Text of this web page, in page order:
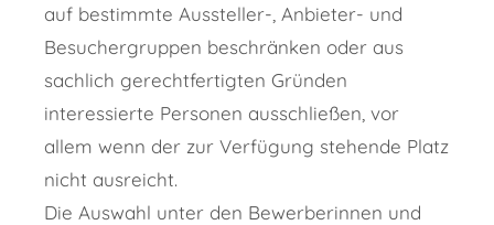
auf bestimmte Aussteller-, Anbieter- und
Besuchergruppen beschränken oder aus
sachlich gerechtfertigten Gründen
interessierte Personen ausschließen, vor
allem wenn der zur Verfügung stehende Platz
nicht ausreicht.
Die Auswahl unter den Bewerberinnen und